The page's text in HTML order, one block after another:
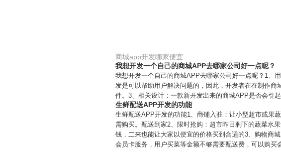
商城app开发哪家便宜
我想开发一个自己的商城APP去哪家公司好一点呢？
我想开发一个自己的商城APP去哪家公司好一点呢？1、
发是可以帮助用户解决问题的，因此，开发者在在制作
件。3、相关设计：一款新开发出来的商城APP是否会引
生鲜配送APP开发的功能
生鲜配送APP开发的功能1、商铺入驻：让小型超市或果
需购买。配送到家2、限时抢购：超市昨日剩下的蔬菜水
钱，二来也能让大家以便宜的价格买到合适的3、购物商
会员卡服务，用户买菜等金额不够需要配送费，可以购